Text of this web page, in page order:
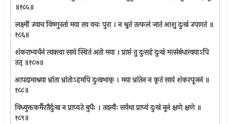
॥१८५॥
लक्ष्मीं उवाच विष्णुस्तां मया तव वचः पुरा । न श्रुतं तत्फलं जातं आशु दुःखं उपागतं ॥
१८६॥
शंकराभ्यर्चनं त्यक्त्वा सायं स्थितं अतो मया । प्राप्तं तु दुःसहं दुःखं मत्संबंधात्त्वयाऽपि
तत् ॥१८७॥
आपदामाश्रया भ्रांता भ्रांतोऽहमपि दुःखभाक्‌ । मया भ्रांतेन न कृतं सायं शंकरपूजनं ॥
१८८॥
विध्युक्तकर्मैरतैर्दुःख न प्राप्यते बुधैः । तदन्यैः सर्वथा प्राप्यं दुःखं नूनं क्षणे क्षणे ॥
१८९॥